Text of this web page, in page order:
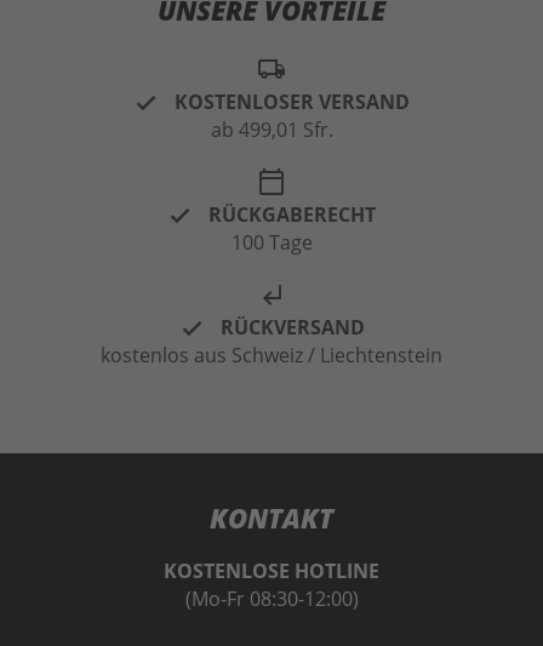
UNSERE VORTEILE
local_shipping
KOSTENLOSER VERSAND
ab 499,01 Sfr.
calendar_today
RÜCKGABERECHT
100 Tage
subdirectory_arrow_left
RÜCKVERSAND
kostenlos aus Schweiz / Liechtenstein
KONTAKT
KOSTENLOSE HOTLINE
(Mo-Fr 08:30-12:00)